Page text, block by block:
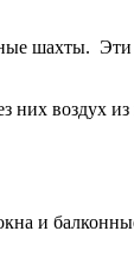
шахты.
воздух
и